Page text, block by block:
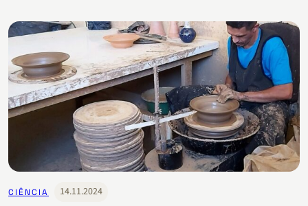
CIÊNCIA 14.11.2024